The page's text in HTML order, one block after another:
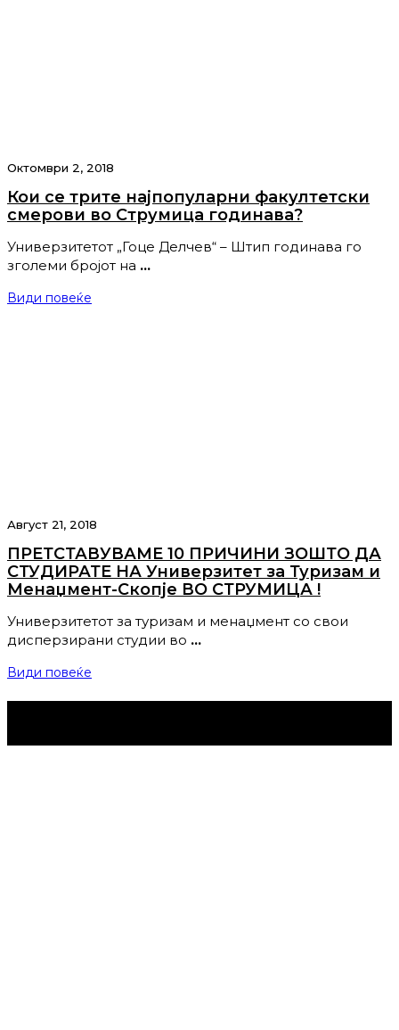
Октомври 2, 2018
Кои се трите најпопуларни факултетски
смерови во Струмица годинава?
Универзитетот „Гоце Делчев“ – Штип годинава го
зголеми бројот на …
Види повеќе
Август 21, 2018
ПРЕТСТАВУВАМЕ 10 ПРИЧИНИ ЗОШТО ДА
СТУДИРАТЕ НА Универзитет за Туризам и
Менаџмент-Скопје ВО СТРУМИЦА !
Универзитетот за туризам и менаџмент со свои
дисперзирани студии во …
Види повеќе